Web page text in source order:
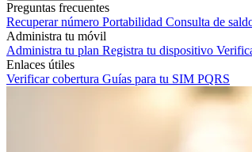
Preguntas frecuentes
Recuperar número Portabilidad Consulta de
Administra tu móvil
Administra tu plan Registra tu dispositivo
Enlaces útiles
Verificar cobertura Guías para tu SIM PQRS